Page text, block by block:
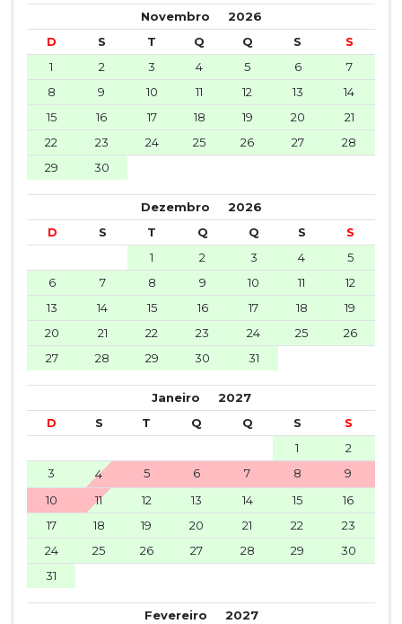
Novembro 2026
D
S T Q Q S
S
1
2 3 4 5 6
7
8
9 10 11 12 13
14
15
16 17 18 19 20
21
22
23 24 25 26 27
28
29
30
Dezembro 2026
D
S T Q Q S
S
1
2 3 4
5
6
7 8 9 10 11
12
13
14 15 16 17 18
19
20
21 22 23 24 25
26
27
28 29 30 31
Janeiro 2027
D
S T Q Q S
S
1
2
3
4 5 6 7 8
9
10
11 12 13 14 15
16
17
18 19 20 21 22
23
24
25 26 27 28 29
30
31
Fevereiro 2027